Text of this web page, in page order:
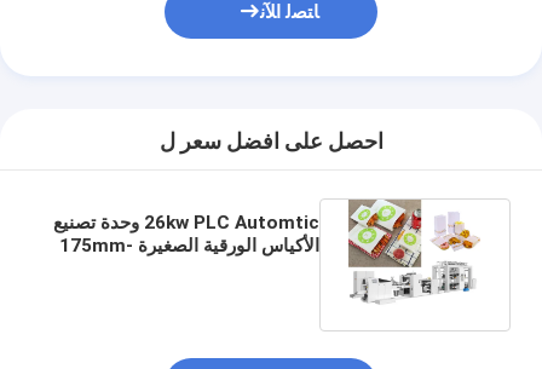
ﺎﺘﺼﻟ ﺍﻶﻧ
احصل على افضل سعر ل
26kw PLC Automtic وحدة تصنيع
الأكياس الورقية الصغيرة 175mm-